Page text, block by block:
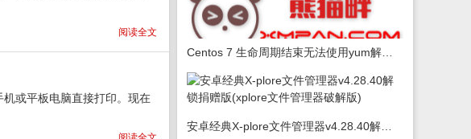
阅读全文
或平板电脑直接打印。现在